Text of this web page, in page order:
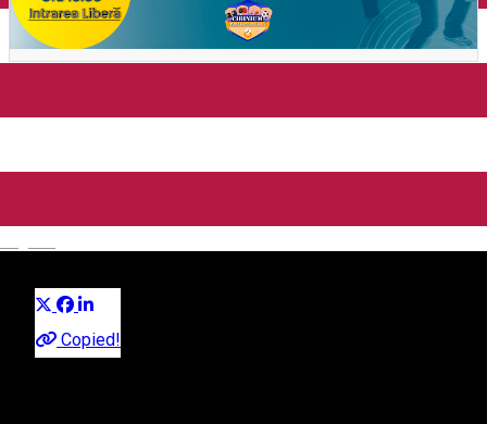
sănătos al comunității
Copied!
Comunitate